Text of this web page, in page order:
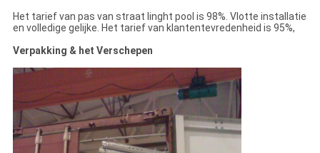
Het tarief van pas van straat linght pool is 98%. Vlotte installatie
en volledige gelijke. Het tarief van klantentevredenheid is 95%,
Verpakking & het Verschepen